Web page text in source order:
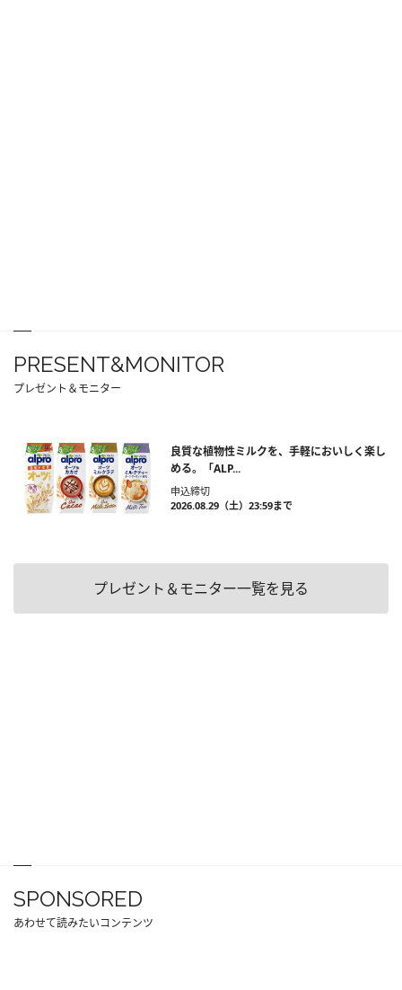
PRESENT&MONITOR
プレゼント＆モニター
良質な植物性ミルクを、手軽においしく楽し
める。「ALP...
申込締切
2026.08.29（土）23:59まで
プレゼント＆モニター一覧を見る
SPONSORED
あわせて読みたいコンテンツ